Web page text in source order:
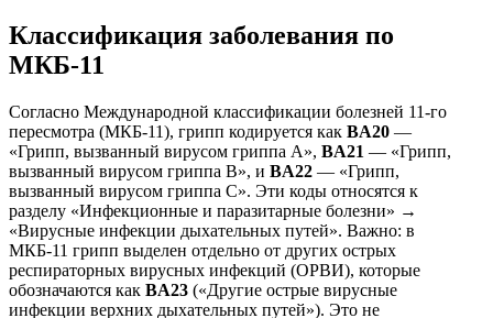
Классификация заболевания по
МКБ-11
Согласно Международной классификации болезней 11-го
пересмотра (МКБ-11), грипп кодируется как BA20 —
«Грипп, вызванный вирусом гриппа А», BA21 — «Грипп,
вызванный вирусом гриппа B», и BA22 — «Грипп,
вызванный вирусом гриппа C». Эти коды относятся к
разделу «Инфекционные и паразитарные болезни» →
«Вирусные инфекции дыхательных путей». Важно: в
МКБ-11 грипп выделен отдельно от других острых
респираторных вирусных инфекций (ОРВИ), которые
обозначаются как BA23 («Другие острые вирусные
инфекции верхних дыхательных путей»). Это не